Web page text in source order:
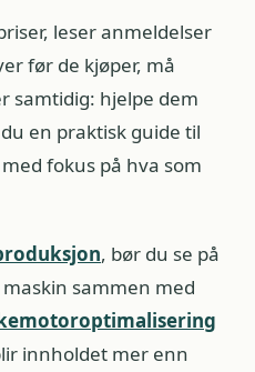
leser anmeldelser
før de kjøper, må
samtidig: hjelpe dem
en praktisk guide til
fokus på hva som
, bør du se på
sammen med
innholdet mer enn